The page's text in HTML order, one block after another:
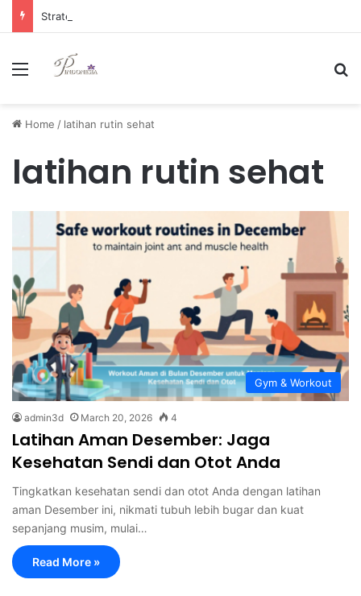
Menu
Home / latihan rutin sehat
latihan rutin sehat
Gym & Workout
admin3d March 20, 2026 4
Latihan Aman Desember: Jaga
Kesehatan Sendi dan Otot Anda
Tingkatkan kesehatan sendi dan otot Anda dengan latihan
aman Desember ini, nikmati tubuh lebih bugar dan kuat
sepanjang musim, mulai…
Read More »